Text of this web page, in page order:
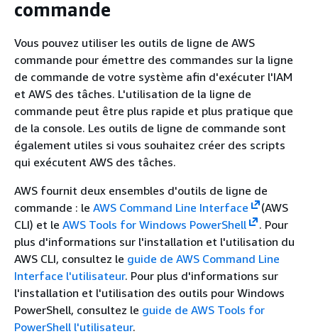
commande
Vous pouvez utiliser les outils de ligne de AWS
commande pour émettre des commandes sur la ligne
de commande de votre système afin d'exécuter l'IAM
et AWS des tâches. L'utilisation de la ligne de
commande peut être plus rapide et plus pratique que
de la console. Les outils de ligne de commande sont
également utiles si vous souhaitez créer des scripts
qui exécutent AWS des tâches.
AWS fournit deux ensembles d'outils de ligne de
commande : le AWS Command Line Interface
(AWS
CLI) et le AWS Tools for Windows PowerShell
. Pour
plus d'informations sur l'installation et l'utilisation du
AWS CLI, consultez le guide de AWS Command Line
Interface l'utilisateur. Pour plus d'informations sur
l'installation et l'utilisation des outils pour Windows
PowerShell, consultez le guide de AWS Tools for
PowerShell l'utilisateur.